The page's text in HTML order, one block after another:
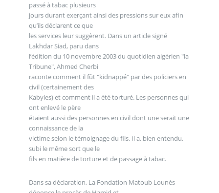
passé à tabac plusieurs
jours durant exerçant ainsi des pressions sur eux afin
qu’ils déclarent ce que
les services leur suggèrent. Dans un article signé
Lakhdar Siad, paru dans
l’édition du 10 novembre 2003 du quotidien algérien "la
Tribune", Ahmed Cherbi
raconte comment il fût "kidnappé" par des policiers en
civil (certainement des
Kabyles) et comment il a été torturé. Les personnes qui
ont enlevé le père
étaient aussi des personnes en civil dont une serait une
connaissance de la
victime selon le témoignage du fils. Il a, bien entendu,
subi le même sort que le
fils en matière de torture et de passage à tabac.
Dans sa déclaration, La Fondation Matoub Lounès